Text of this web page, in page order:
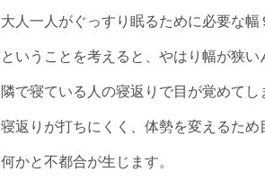
大人一人がぐっすり眠るために必要な
ということを考えると、やはり幅が狭い
隣で寝ている人の寝返りで目が覚めてし
寝返りが打ちにくく、体勢を変えるため
何かと不都合が生じます。